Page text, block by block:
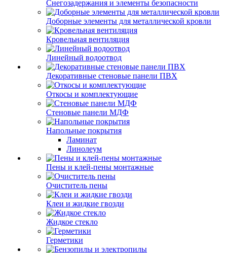
Снегозадержания и элементы безопасности
Доборные элементы для металлической кровли
Кровельная вентиляция
Линейный водоотвод
Декоративные стеновые панели ПВХ
Откосы и комплектующие
Стеновые панели МДФ
Напольные покрытия
Ламинат
Линолеум
Пены и клей-пены монтажные
Очиститель пены
Клеи и жидкие гвозди
Жидкое стекло
Герметики